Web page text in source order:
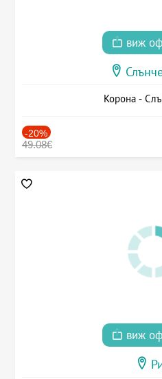
виж
Корона -
-20%
49.08€
виж